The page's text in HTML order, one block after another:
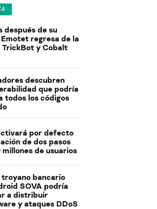
después de su
regresa de la
TrickBot y Cobalt
descubren
que podría
todos los códigos
por defecto
de dos pasos
millones de usuarios
troyano bancario
SOVA podría
a distribuir
y ataques DDoS